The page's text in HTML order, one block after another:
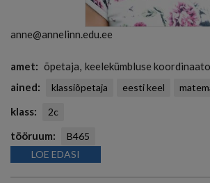
anne@annelinn.edu.ee
amet õpetaja keelekümbluse
ained
klassiõpetaja eesti keel
klass 2c
tööruum
B465
LOE EDASI